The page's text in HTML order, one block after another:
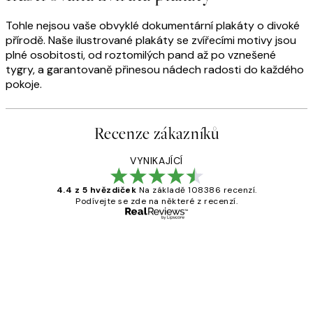
Tohle nejsou vaše obvyklé dokumentární plakáty o divoké
přírodě. Naše ilustrované plakáty se zvířecími motivy jsou
plné osobitosti, od roztomilých pand až po vznešené
tygry, a garantovaně přinesou nádech radosti do každého
pokoje.
Recenze zákazníků
VYNIKAJÍCÍ
4.4 z 5 hvězdiček Na základě 108386 recenzí.
Podívejte se zde na některé z recenzí.